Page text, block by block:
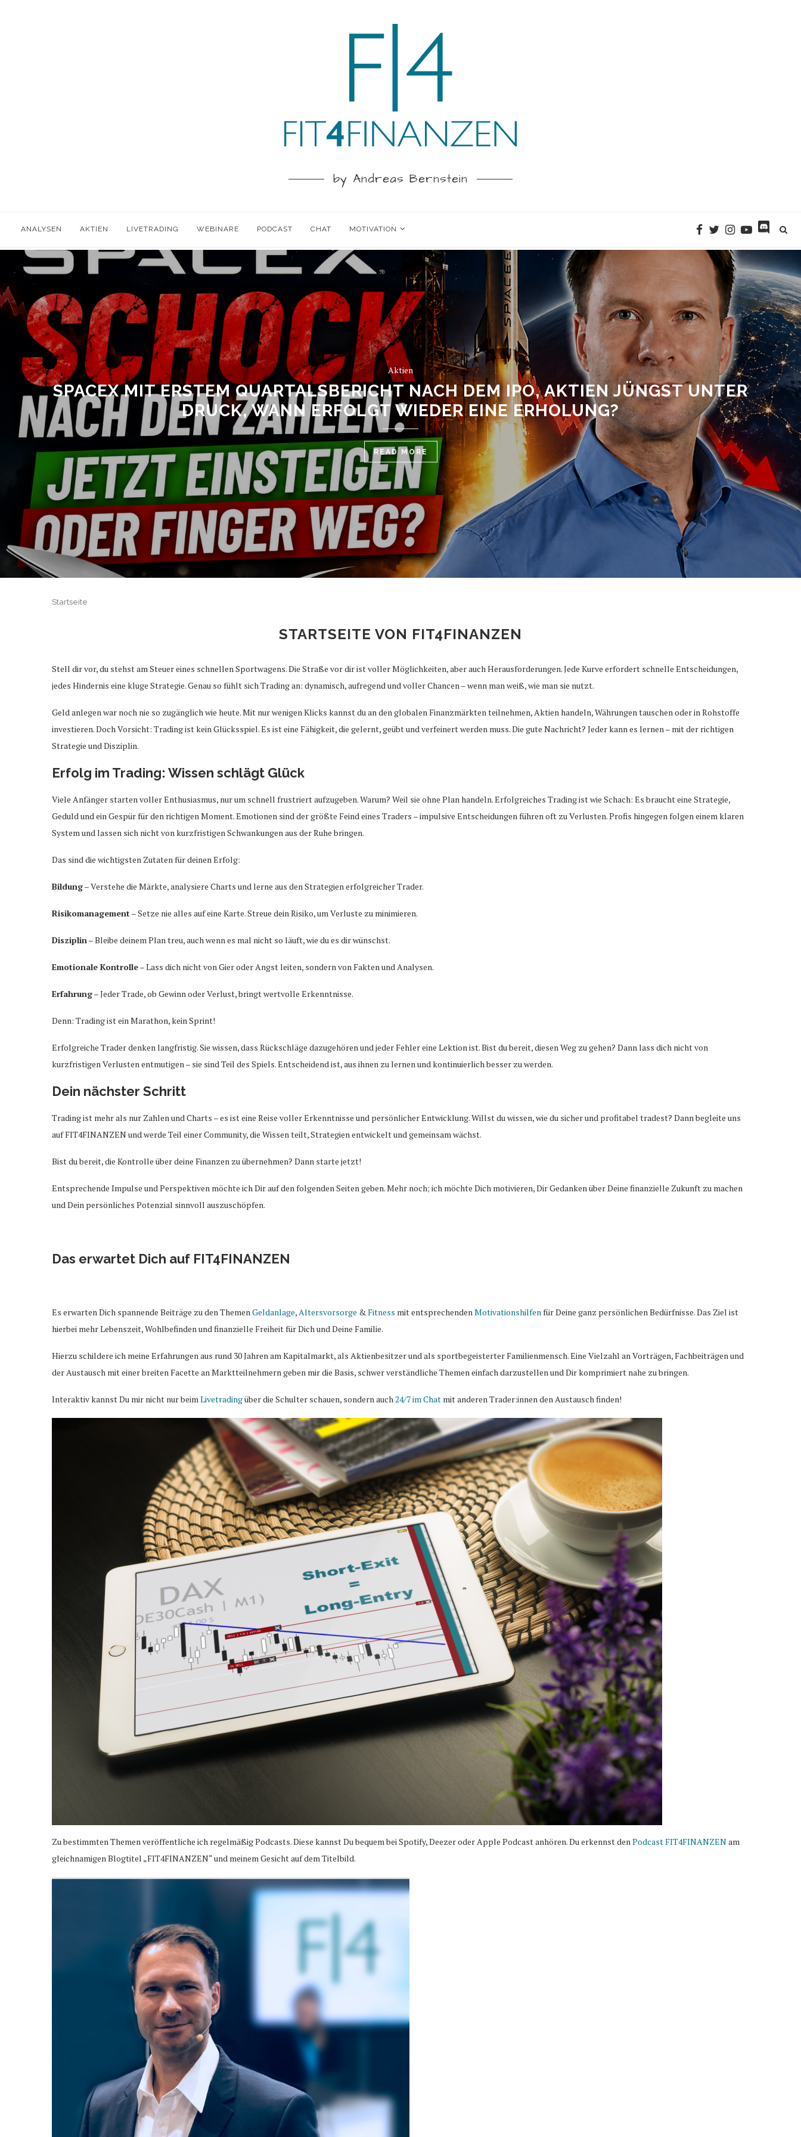
by Andreas Bernstein
ANALYSEN AKTIEN LIVETRADING WEBINARE PODCAST CHAT MOTIVATION
Aktien
SPACEX MIT ERSTEM QUARTALSBERICHT NACH DEM IPO, AKTIEN JÜNGST UNTER
DRUCK, WANN ERFOLGT WIEDER EINE ERHOLUNG?
READ MORE
Startseite
STARTSEITE VON FIT4FINANZEN
Stell dir vor, du stehst am Steuer eines schnellen Sportwagens. Die Straße vor dir ist voller Möglichkeiten, aber auch Herausforderungen. Jede Kurve erfordert schnelle Entscheidungen,
jedes Hindernis eine kluge Strategie. Genau so fühlt sich Trading an: dynamisch, aufregend und voller Chancen – wenn man weiß, wie man sie nutzt.
Geld anlegen war noch nie so zugänglich wie heute. Mit nur wenigen Klicks kannst du an den globalen Finanzmärkten teilnehmen, Aktien handeln, Währungen tauschen oder in Rohstoffe
investieren. Doch Vorsicht: Trading ist kein Glücksspiel. Es ist eine Fähigkeit, die gelernt, geübt und verfeinert werden muss. Die gute Nachricht? Jeder kann es lernen – mit der richtigen
Strategie und Disziplin.
Erfolg im Trading: Wissen schlägt Glück
Viele Anfänger starten voller Enthusiasmus, nur um schnell frustriert aufzugeben. Warum? Weil sie ohne Plan handeln. Erfolgreiches Trading ist wie Schach: Es braucht eine Strategie,
Geduld und ein Gespür für den richtigen Moment. Emotionen sind der größte Feind eines Traders – impulsive Entscheidungen führen oft zu Verlusten. Profis hingegen folgen einem klaren
System und lassen sich nicht von kurzfristigen Schwankungen aus der Ruhe bringen.
Das sind die wichtigsten Zutaten für deinen Erfolg:
Bildung– Verstehe die Märkte, analysiere Charts und lerne aus den Strategien erfolgreicher Trader.
Risikomanagement – Setze nie alles auf eine Karte. Streue dein Risiko, um Verluste zu minimieren.
Disziplin – Bleibe deinem Plan treu, auch wenn es mal nicht so läuft, wie du es dir wünschst.
Emotionale Kontrolle– Lass dich nicht von Gier oder Angst leiten, sondern von Fakten und Analysen.
Erfahrung– Jeder Trade, ob Gewinn oder Verlust, bringt wertvolle Erkenntnisse.
Denn: Trading ist ein Marathon, kein Sprint!
Erfolgreiche Trader denken langfristig. Sie wissen, dass Rückschläge dazugehören und jeder Fehler eine Lektion ist. Bist du bereit, diesen Weg zu gehen? Dann lass dich nicht von
kurzfristigen Verlusten entmutigen – sie sind Teil des Spiels. Entscheidend ist, aus ihnen zu lernen und kontinuierlich besser zu werden.
Dein nächster Schritt
Trading ist mehr als nur Zahlen und Charts – es ist eine Reise voller Erkenntnisse und persönlicher Entwicklung. Willst du wissen, wie du sicher und profitabel tradest? Dann begleite uns
auf FIT4FINANZEN und werde Teil einer Community, die Wissen teilt, Strategien entwickelt und gemeinsam wächst.
Bist du bereit, die Kontrolle über deine Finanzen zu übernehmen? Dann starte jetzt!
Entsprechende Impulse und Perspektiven möchte ich Dir auf den folgenden Seiten geben. Mehr noch; ich möchte Dich motivieren, Dir Gedanken über Deine finanzielle Zukunft zu machen
und Dein persönliches Potenzial sinnvoll auszuschöpfen.
Das erwartet Dich auf FIT4FINANZEN
Es erwarten Dich spannende Beiträge zu den Themen Geldanlage, Altersvorsorge & Fitness mit entsprechenden Motivationshilfen für Deine ganz persönlichen Bedürfnisse. Das Ziel ist
hierbei mehr Lebenszeit, Wohlbefinden und finanzielle Freiheit für Dich und Deine Familie.
Hierzu schildere ich meine Erfahrungen aus rund 30 Jahren am Kapitalmarkt, als Aktienbesitzer und als sportbegeisterter Familienmensch. Eine Vielzahl an Vorträgen, Fachbeiträgen und
der Austausch mit einer breiten Facette an Marktteilnehmern geben mir die Basis, schwer verständliche Themen einfach darzustellen und Dir komprimiert nahe zu bringen.
Interaktiv kannst Du mir nicht nur beim Livetradingüber die Schulter schauen, sondern auch 24/7 im Chat mit anderen Trader:innen den Austausch finden!
Zu bestimmten Themen veröffentliche ich regelmäßig Podcasts. Diese kannst Du bequem bei Spotify, Deezer oder Apple Podcast anhören. Du erkennst den Podcast FIT4FINANZENam
gleichnamigen Blogtitel „FIT4FINANZEN“ und meinem Gesicht auf dem Titelbild.